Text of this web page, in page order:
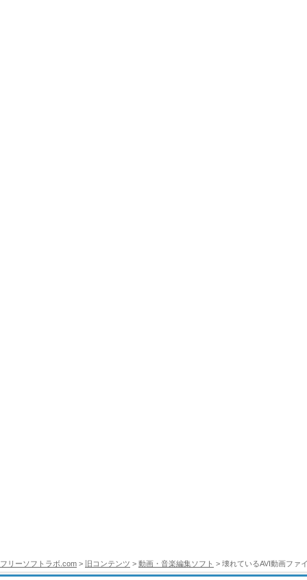
フリーソフトラボ.com > 旧コンテンツ > 動画・音楽編集ソフト > 壊れているAVI動画ファ